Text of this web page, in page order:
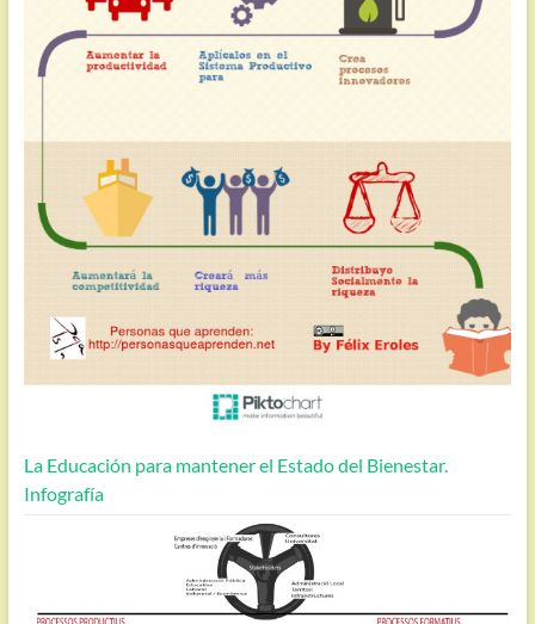
La Educación para mantener el Estado del Bienestar.
Infografía